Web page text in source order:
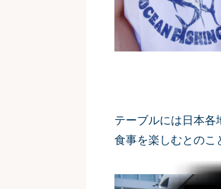
テーブルには日本各
食事を楽しむとのこ